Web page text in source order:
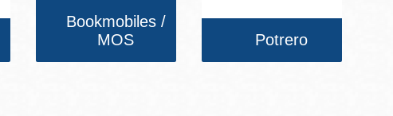
Bookmobiles /
MOS
Potrero